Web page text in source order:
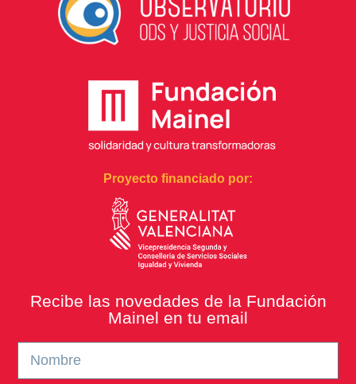
Proyecto financiado por:
Recibe las novedades de la Fundación
Mainel en tu email